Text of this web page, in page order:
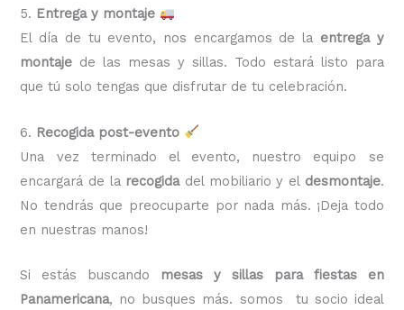
5. Entrega y montaje
El día de tu evento, nos encargamos de la entrega y
montaje de las mesas y sillas. Todo estará listo para
que tú solo tengas que disfrutar de tu celebración.
6. Recogida post-evento
Una vez terminado el evento, nuestro equipo se
encargará de la recogidadel mobiliario y el desmontaje.
No tendrás que preocuparte por nada más. ¡Deja todo
en nuestras manos!
Si estás buscando
mesas y sillas para fiestas en
Panamericana, no busques más. somos tu socio ideal